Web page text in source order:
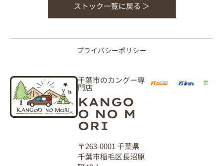
ストック一覧に戻る ＞
プライバシーポリシー
千葉市のカングー専
門店
KANGO
O NO M
ORI
〒263-0001 千葉県
千葉市稲毛区長沼原